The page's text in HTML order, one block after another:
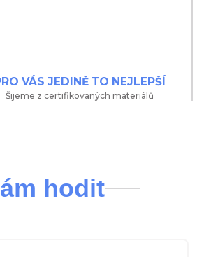
VÁS JEDINĚ TO NEJLEPŠÍ
Šijeme z certifikovaných materiálů
hodit